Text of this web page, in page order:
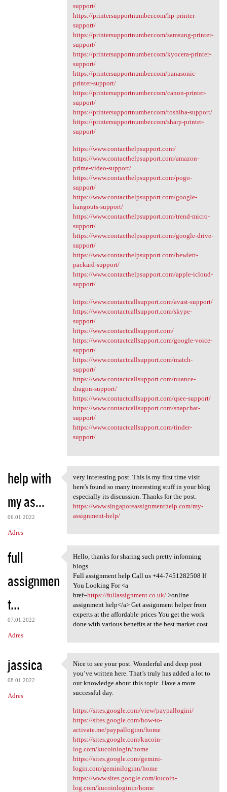
support/
https://printersupportnumber.com/hp-printer-
support/
https://printersupportnumber.com/samsung-printer-
support/
https://printersupportnumber.com/kyocera-printer-
support/
https://printersupportnumber.com/panasonic-
printer-support/
https://printersupportnumber.com/canon-printer-
support/
https://printersupportnumber.com/toshiba-support/
https://printersupportnumber.com/sharp-printer-
support/
https://www.contacthelpsupport.com/
https://www.contacthelpsupport.com/amazon-
prime-video-support/
https://www.contacthelpsupport.com/pogo-
support/
https://www.contacthelpsupport.com/google-
hangouts-support/
https://www.contacthelpsupport.com/trend-micro-
support/
https://www.contacthelpsupport.com/google-drive-
support/
https://www.contacthelpsupport.com/hewlett-
packard-support/
https://www.contacthelpsupport.com/apple-icloud-
support/
https://www.contactcallsupport.com/avast-support/
https://www.contactcallsupport.com/skype-
support/
https://www.contactcallsupport.com/
https://www.contactcallsupport.com/google-voice-
support/
https://www.contactcallsupport.com/match-
support/
https://www.contactcallsupport.com/nuance-
dragon-support/
https://www.contactcallsupport.com/qsee-support/
https://www.contactcallsupport.com/snapchat-
support/
https://www.contactcallsupport.com/tinder-
support/
help with
my as...
06.01.2022
Adres
​very interesting post. This
​very interesting post. This is my first time visit
here's found so many interesting stuff in your blog
especially its discussion. Thanks for the post.
https://www.singaporeassignmenthelp.com/my-
assignment-help/
full
assignmen
t...
07.01.2022
Adres
Hello, thanks for sharing
Hello, thanks for sharing such pretty informing
blogs
Full assignment help Call us +44-7451282508 If
You Looking For <a
href=https://fullassignment.co.uk/>online
assignment help</a> Get assignment helper from
experts at the affordable prices You get the work
done with various benefits at the best market cost.
jassica
08.01.2022
Adres
Nice to see your post.
Nice to see your post. Wonderful and deep post
you’ve written here. That’s truly has added a lot to
our knowledge about this topic. Have a more
successful day.
https://sites.google.com/view/paypallogini/
https://sites.google.com/how-to-
activate.me/paypalloginn/home
https://sites.google.com/kucoin-
log.com/kucoinlogin/home
https://sites.google.com/gemini-
login.com/geminiloginn/home
https://www.sites.google.com/kucoin-
log.com/kucoinloginin/home